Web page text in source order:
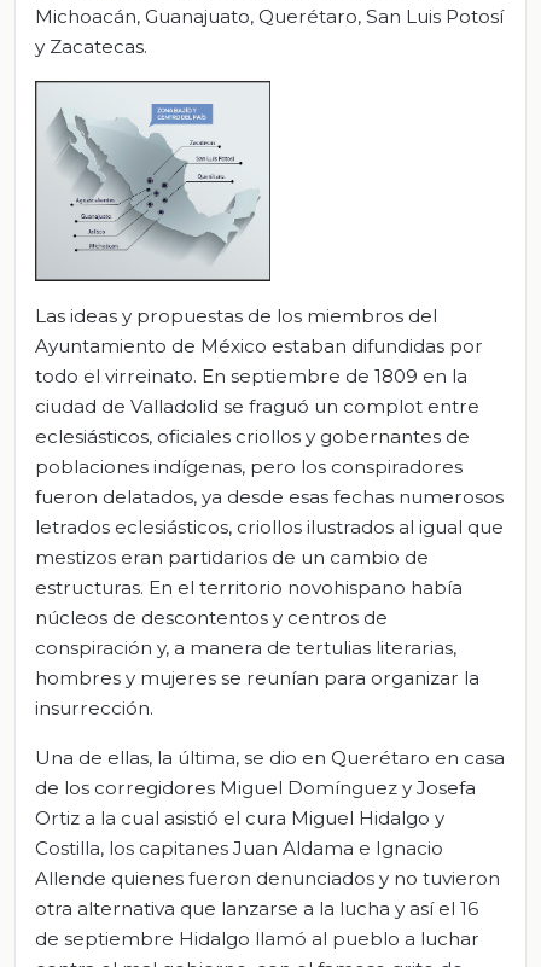
Michoacán, Guanajuato, Querétaro, San Luis Potosí
y Zacatecas.
Las ideas y propuestas de los miembros del
Ayuntamiento de México estaban difundidas por
todo el virreinato. En septiembre de 1809 en la
ciudad de Valladolid se fraguó un complot entre
eclesiásticos, oficiales criollos y gobernantes de
poblaciones indígenas, pero los conspiradores
fueron delatados, ya desde esas fechas numerosos
letrados eclesiásticos, criollos ilustrados al igual que
mestizos eran partidarios de un cambio de
estructuras. En el territorio novohispano había
núcleos de descontentos y centros de
conspiración y, a manera de tertulias literarias,
hombres y mujeres se reunían para organizar la
insurrección.
Una de ellas, la última, se dio en Querétaro en casa
de los corregidores Miguel Domínguez y Josefa
Ortiz a la cual asistió el cura Miguel Hidalgo y
Costilla, los capitanes Juan Aldama e Ignacio
Allende quienes fueron denunciados y no tuvieron
otra alternativa que lanzarse a la lucha y así el 16
de septiembre Hidalgo llamó al pueblo a luchar